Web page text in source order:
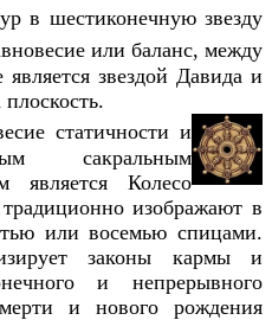
в шестиконечную звезду
или баланс, между
звездой Давида и
статичности и
сакральным
является Колесо
изображают в
или восемью спицами.
законы кармы и
и непрерывного
и нового рождения